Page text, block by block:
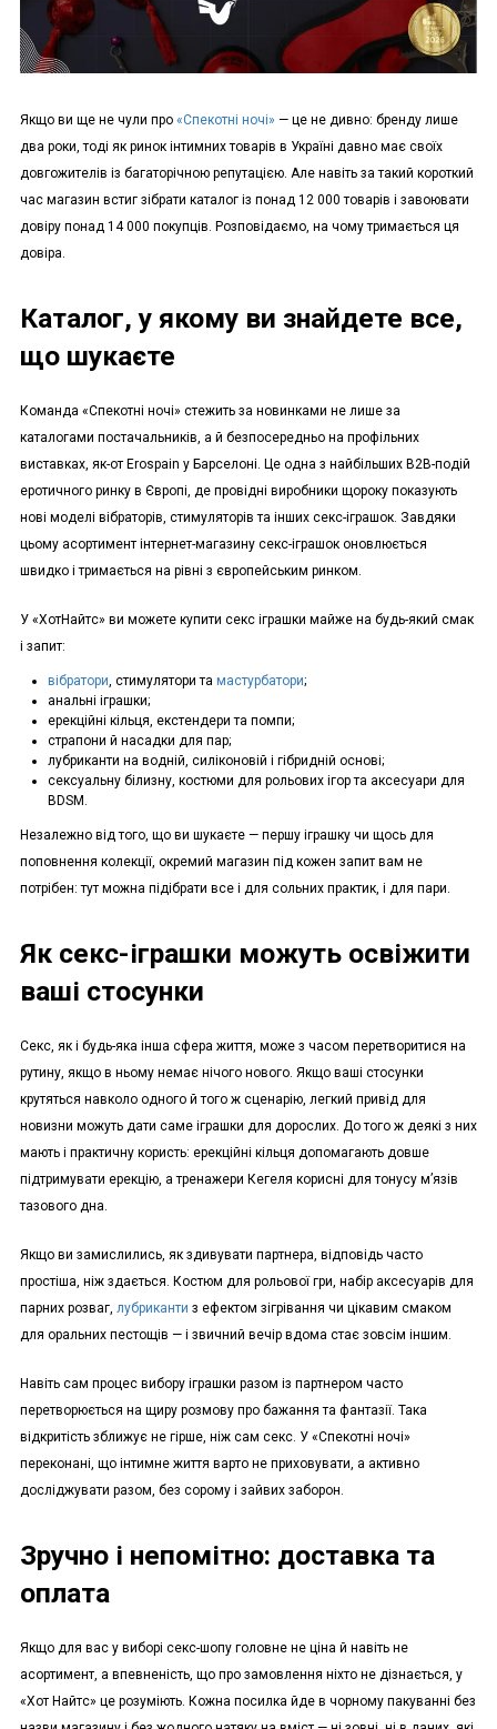
Якщо ви ще не чули про«Спекотні ночі» — це не дивно: бренду лише
два роки, тоді як ринок інтимних товарів в Україні давно має своїх
довгожителів із багаторічною репутацією. Але навіть за такий короткий
час магазин встиг зібрати каталог із понад 12 000 товарів і завоювати
довіру понад 14 000 покупців. Розповідаємо, на чому тримається ця
довіра.
Каталог, у якому ви знайдете все,
що шукаєте
Команда «Спекотні ночі» стежить за новинками не лише за
каталогами постачальників, а й безпосередньо на профільних
виставках, як-от Erospain у Барселоні. Це одна з найбільших B2B-подій
еротичного ринку в Європі, де провідні виробники щороку показують
нові моделі вібраторів, стимуляторів та інших секс-іграшок. Завдяки
цьому асортимент інтернет-магазину секс-іграшок оновлюється
швидко і тримається на рівні з європейським ринком.
У «ХотНайтс» ви можете купити секс іграшки майже на будь-який смак
і запит:
вібратори , стимулятори та мастурбатори;
анальні іграшки;
ерекційні кільця, екстендери та помпи;
страпони й насадки для пар;
лубриканти на водній, силіконовій і гібридній основі;
сексуальну білизну, костюми для рольових ігор та аксесуари для
BDSM.
Незалежно від того, що ви шукаєте — першу іграшку чи щось для
поповнення колекції, окремий магазин під кожен запит вам не
потрібен: тут можна підібрати все і для сольних практик, і для пари.
Як секс-іграшки можуть освіжити
ваші стосунки
Секс, як і будь-яка інша сфера життя, може з часом перетворитися на
рутину, якщо в ньому немає нічого нового. Якщо ваші стосунки
крутяться навколо одного й того ж сценарію, легкий привід для
новизни можуть дати саме іграшки для дорослих. До того ж деякі з них
мають і практичну користь: ерекційні кільця допомагають довше
підтримувати ерекцію, а тренажери Кегеля корисні для тонусу м’язів
тазового дна.
Якщо ви замислились, як здивувати партнера, відповідь часто
простіша, ніж здається. Костюм для рольової гри, набір аксесуарів для
парних розваг, лубриканти з ефектом зігрівання чи цікавим смаком
для оральних пестощів — і звичний вечір вдома стає зовсім іншим.
Навіть сам процес вибору іграшки разом із партнером часто
перетворюється на щиру розмову про бажання та фантазії. Така
відкритість зближує не гірше, ніж сам секс. У «Спекотні ночі»
переконані, що інтимне життя варто не приховувати, а активно
досліджувати разом, без сорому і зайвих заборон.
Зручно і непомітно: доставка та
оплата
Якщо для вас у виборі секс-шопу головне не ціна й навіть не
асортимент, а впевненість, що про замовлення ніхто не дізнається, у
«Хот Найтс» це розуміють. Кожна посилка йде в чорному пакуванні без